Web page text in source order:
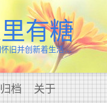
有糖
旧并创新着生活…
归档 关于